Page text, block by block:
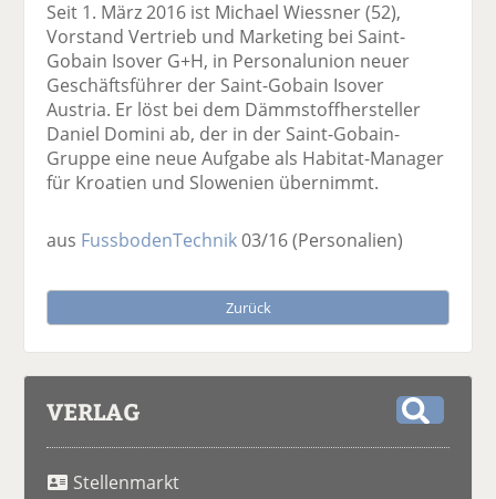
Seit 1. März 2016 ist Michael Wiessner (52),
Vorstand Vertrieb und Marketing bei Saint-
Gobain Isover G+H, in Personalunion neuer
Geschäftsführer der Saint-Gobain Isover
Austria. Er löst bei dem Dämmstoffhersteller
Daniel Domini ab, der in der Saint-Gobain-
Gruppe eine neue Aufgabe als Habitat-Manager
für Kroatien und Slowenien übernimmt.
aus FussbodenTechnik03/16(Personalien)
Zurück
VERLAG
Stellenmarkt